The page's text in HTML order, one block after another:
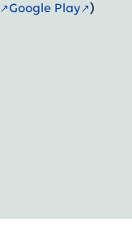
Google Play
)